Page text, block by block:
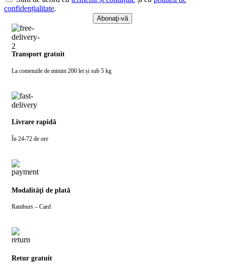
confidențialitate.
Transport gratuit
La comenzile de minim 200 lei și sub 5 kg
Livrare rapidă
În 24-72 de ore
Modalităţi de plată
Ramburs – Card
Retur gratuit